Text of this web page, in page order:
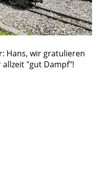
Hans, wir gratulieren
"gut Dampf"!